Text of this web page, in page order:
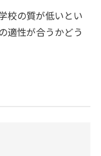
校の質が低いとい
適性が合うかどう